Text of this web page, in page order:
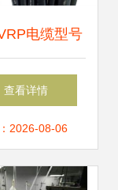
电缆型号
计算机
缆在硬件研
应用与优势
查看详情
2026-08-06